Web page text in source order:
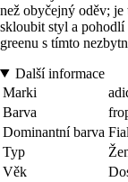
než obyčejný oděv; je
skloubit styl a pohodlí
greenu s tímto
Další informace
Marki
Barva
Dominantní barva
Typ
Věk